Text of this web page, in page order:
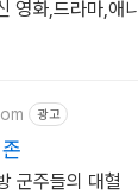
영화,드라마,애니
광고
군주들의 대혈